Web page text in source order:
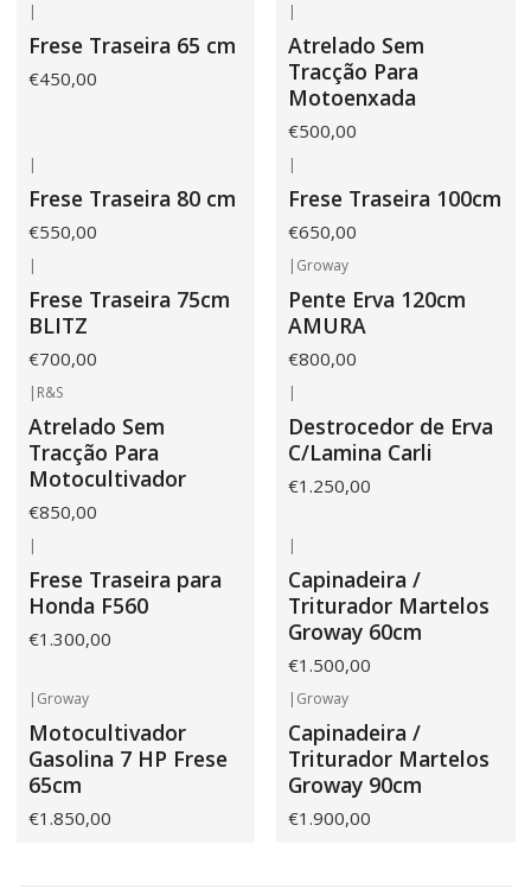
|
Frese Traseira 65 cm
€450,00
|
Atrelado Sem
Tracção Para
Motoenxada
€500,00
|
Frese Traseira 80 cm
€550,00
|
Frese Traseira 100cm
€650,00
|
Frese Traseira 75cm
BLITZ
€700,00
| Groway
Pente Erva 120cm
AMURA
€800,00
| R&S
Atrelado Sem
Tracção Para
Motocultivador
€850,00
|
Destrocedor de Erva
C/Lamina Carli
€1.250,00
|
Frese Traseira para
Honda F560
€1.300,00
|
Capinadeira /
Triturador Martelos
Groway 60cm
€1.500,00
| Groway
Motocultivador
Gasolina 7 HP Frese
65cm
€1.850,00
| Groway
Capinadeira /
Triturador Martelos
Groway 90cm
€1.900,00